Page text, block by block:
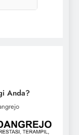
Anda?